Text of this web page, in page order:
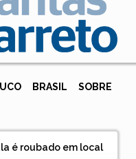
BRASIL SOBRE
é roubado em local